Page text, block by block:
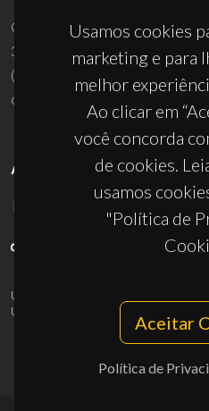
Usamos cookies
marketing e para
melhor
Ao clicar em
você concorda
de cookies.
usamos
"Política de
Aceitar
Política de
Campus Universitário de
3810-193 Aveiro - Portugal
(+351) 234 370 200
ciceco@ua.pt
APOIOS
UID/PRR/50011/2025
UID/PRR2/50011/2025